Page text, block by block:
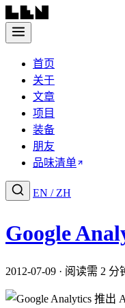
首页
关于
文章
项目
装备
朋友
品味清单
EN / ZH
Google
2012-07-09 · 阅读需 2 分